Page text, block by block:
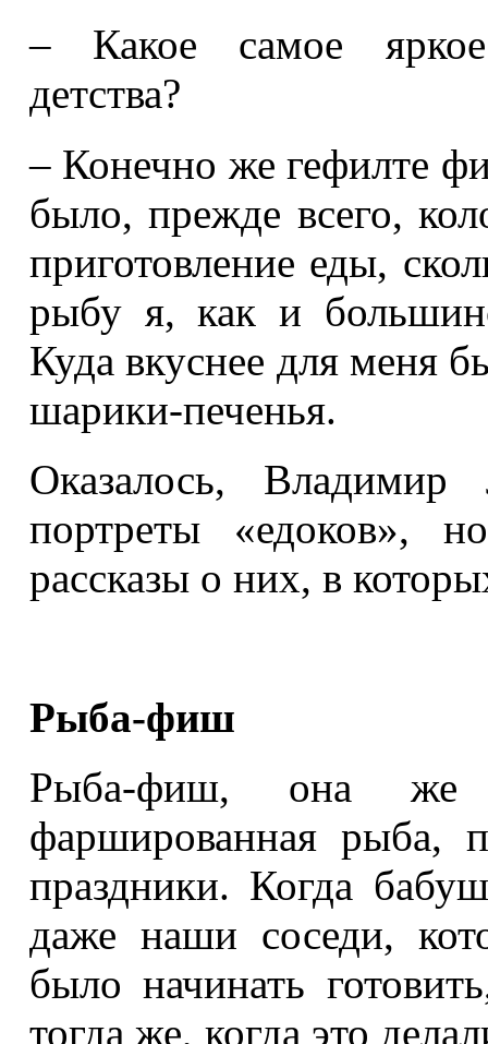
– Какое самое яркое
детства?
– Конечно же гефилте
было, прежде всего,
приготовление еды,
рыбу я, как и
Куда вкуснее для меня
шарики-печенья.
Оказалось,
портреты «едоков»,
рассказы о них, в
Рыба-фиш
Рыба-фиш, она
фаршированная рыба,
праздники. Когда
даже наши соседи,
было начинать
тогда же, когда это